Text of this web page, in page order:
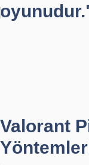
Valorant